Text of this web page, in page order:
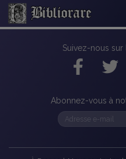
Suivez-nous sur
Abonnez-vous à